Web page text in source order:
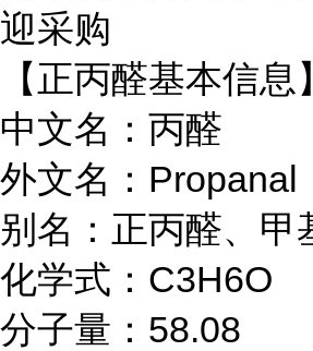
迎采购
【正丙醛基本信息】
中文名：丙醛
外文名：Propanal
别名：正丙醛、甲
化学式：C3H6O
分子量：58.08